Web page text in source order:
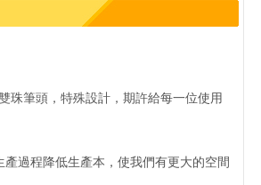
珠筆頭，特殊設計，期許給每一位使用
過程降低生產本，使我們有更大的空間